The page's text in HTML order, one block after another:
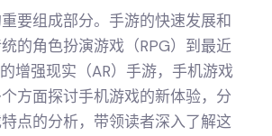
要组成部分。手游的快速发展和
的角色扮演游戏（RPG）到最近
增强现实（AR）手游，手机游戏
方面探讨手机游戏的新体验，分
点的分析，带领读者深入了解这